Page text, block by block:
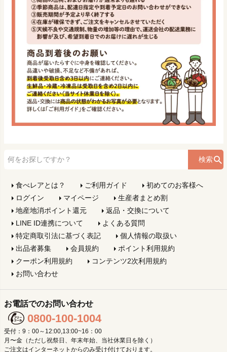
検索
食べレアとは？ ご利用ガイド
初めてのお客様へ
ログイン
マイページ
生産者まとめ割
地産地消ポイント還元
返品・交換について
LINE ID連携について
よくある質問
特定商取引法に基づく表記
個人情報の取扱い
出品者募集
会員規約
ポイント利用規約
クーポン利用規約
コンテンツ2次利用規約
お問い合わせ
お電話でのお問い合わせ
0800-100-1004
受付：9：00～12:00,13:00~16：00
月〜金（ただし祝祭日、年末年始、当社休業日を除く）
ご注文はインターネットからのみ受け付けております。